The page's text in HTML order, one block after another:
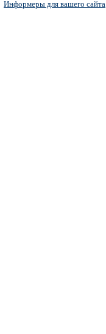
Информеры для вашего сайта